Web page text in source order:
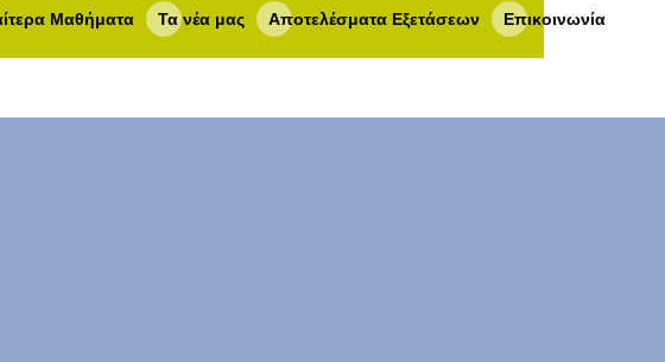
Μαθήματα Τα νέα μας Αποτελέσματα Εξετάσεων Επικοινωνία